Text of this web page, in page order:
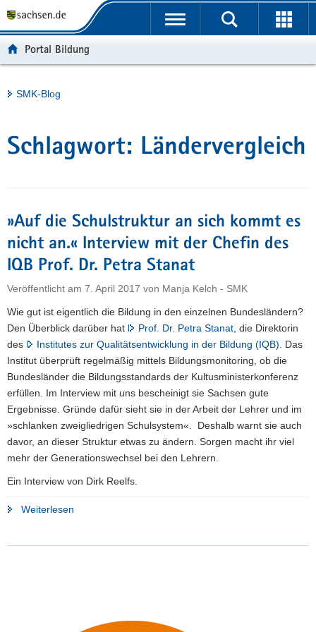
t
e
r
e
n
N
a
v
i
g
a
t
i
o
n
u
h
a
e
v
e
Portalübergreifende
Portal Bildung
Hauptinhalt
SMK-Blog
Schlagwort: Ländervergleich
»Auf die Schulstruktur an sich kommt es
nicht an.« Interview mit der Chefin des
IQB Prof. Dr. Petra Stanat
Veröffentlicht am 7. April 2017 von Manja Kelch - SMK
Wie gut ist eigentlich die Bildung in den einzelnen Bundesländern?
Den Überblick darüber hat
Prof. Dr. Petra Stanat , die Direktorin
des
Institutes zur Qualitätsentwicklung in der Bildung (IQB) . Das
Institut überprüft regelmäßig mittels Bildungsmonitoring, ob die
Bundesländer die Bildungsstandards der Kultusministerkonferenz
erfüllen. Im Interview mit uns bescheinigt sie Sachsen gute
Ergebnisse. Gründe dafür sieht sie in der Arbeit der Lehrer und im
»schlanken zweigliedrigen Schulsystem«. Deshalb warnt sie auch
davor, an dieser Struktur etwas zu ändern. Sorgen macht ihr viel
mehr der Generationswechsel bei den Lehrern.
Ein Interview von Dirk Reelfs.
Weiterlesen